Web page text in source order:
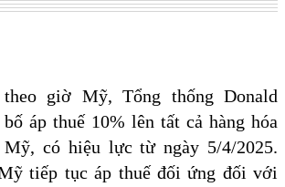
giờ Mỹ, Tổng thống Donald
áp thuế 10% lên tất cả hàng hóa
Mỹ, có hiệu lực từ ngày 5/4/2025.
tiếp tục áp thuế đối ứng đối với